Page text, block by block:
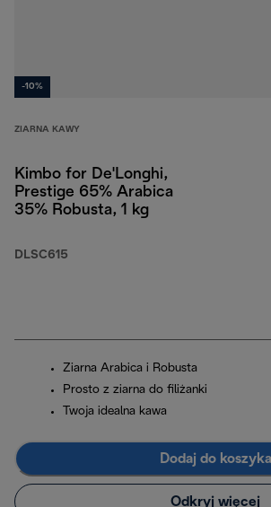
-10%
ZIARNA KAWY
Kimbo for De'Longhi,
Prestige 65% Arabica
35% Robusta, 1 kg
DLSC615
Ziarna Arabica i Robusta
Prosto z ziarna do filiżanki
Twoja idealna kawa
Dodaj do koszyka
Odkryj więcej